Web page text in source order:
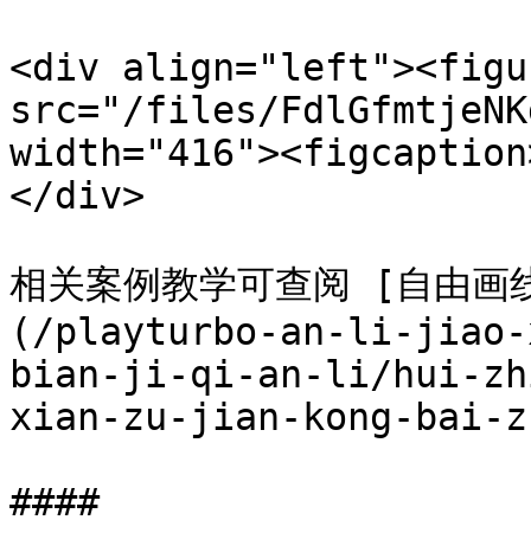
<div
src="/files/
</div>
相关案例教学可查阅 [自由画
(/playturbo-an-li-jiao-
bian-ji-qi-an-li/hui-
xian-zu-jian-kong-bai-
####